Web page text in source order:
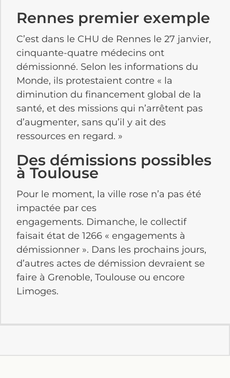
Rennes premier exemple
C’est dans le CHU de Rennes le 27 janvier,
cinquante-quatre médecins ont
démissionné. Selon les informations du
Monde, ils protestaient contre « la
diminution du financement global de la
santé, et des missions qui n’arrêtent pas
d’augmenter, sans qu’il y ait des
ressources en regard. »
Des démissions possibles
à Toulouse
Pour le moment, la ville rose n’a pas été
impactée par ces
engagements. Dimanche, le collectif
faisait état de 1266 « engagements à
démissionner ». Dans les prochains jours,
d’autres actes de démission devraient se
faire à Grenoble, Toulouse ou encore
Limoges.